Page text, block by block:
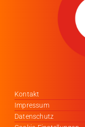
Kontakt
Impressum
Datenschutz